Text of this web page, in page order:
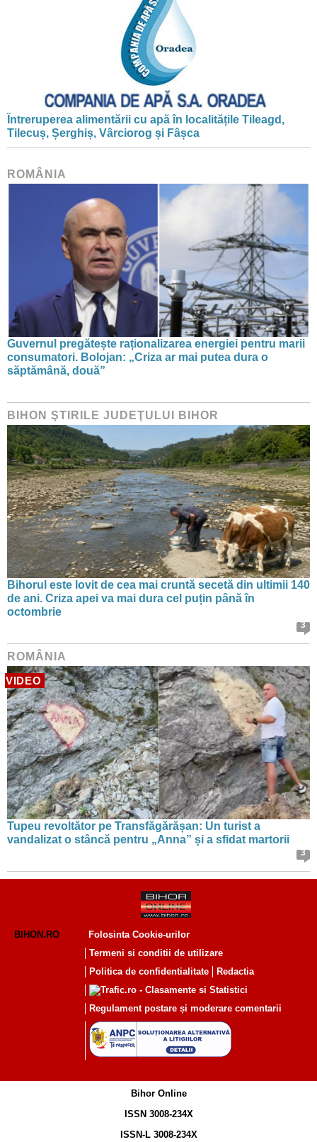
Întreruperea alimentării cu apă în localitățile Tileagd,
Tilecuș, Șerghiș, Vârciorog și Fâșca
ROMÂNIA
Guvernul pregătește raționalizarea energiei pentru marii
consumatori. Bolojan: „Criza ar mai putea dura o
săptămână, două”
BIHON ŞTIRILE JUDEŢULUI BIHOR
Bihorul este lovit de cea mai cruntă secetă din ultimii 140
de ani. Criza apei va mai dura cel puțin până în
octombrie
3
ROMÂNIA
VIDEO
Tupeu revoltător pe Transfăgărășan: Un turist a
vandalizat o stâncă pentru „Anna” și a sfidat martorii
3
BIHON.RO
Folosinta Cookie-urilor
Termeni si conditii de utilizare
Politica de confidentialitate
Redactia
Regulament postare și moderare comentarii
Bihor Online
ISSN 3008-234X
ISSN-L 3008-234X